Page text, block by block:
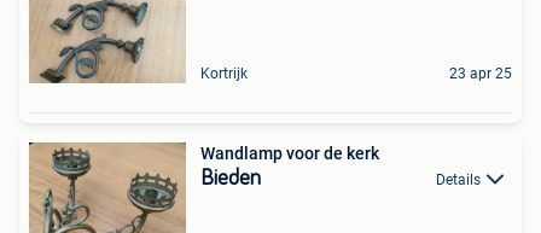
Kortrijk 23 apr 25
Wandlamp voor de kerk
Bieden Details